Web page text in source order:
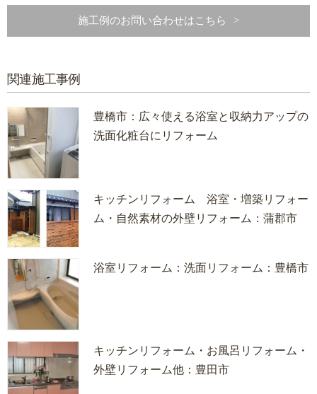
施工例のお問い合わせはこちら
関連施工事例
豊橋市：広々使える浴室と収納力アップの
洗面化粧台にリフォーム
キッチンリフォーム 浴室・増築リフォー
ム・自然素材の外壁リフォーム：蒲郡市
浴室リフォーム：洗面リフォーム：豊橋市
キッチンリフォーム・お風呂リフォーム・
外壁リフォーム他：豊田市